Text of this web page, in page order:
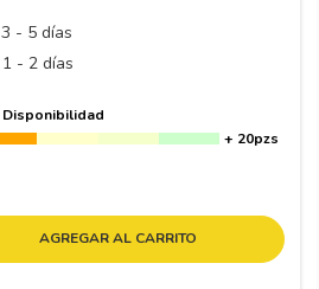
3 - 5 días
1 - 2 días
Disponibilidad
+ 20pzs
AGREGAR AL CARRITO